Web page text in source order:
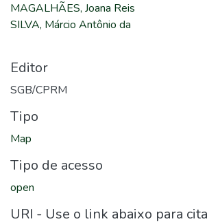
MAGALHÃES, Joana Reis
SILVA, Márcio Antônio da
Editor
SGB/CPRM
Tipo
Map
Tipo de acesso
open
URI - Use o link abaixo para